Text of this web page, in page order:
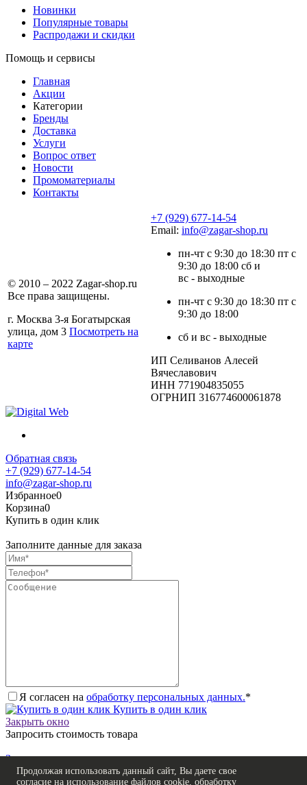
Продолжая использовать данный сайт, Вы даете свое
согласие на использование файлов cookie, обработку
Новинки
Популярные товары
Распродажи и скидки
Помощь и сервисы
Главная
Акции
Категории
Бренды
Доставка
Услуги
Вопрос ответ
Новости
Промоматериалы
Контакты
© 2010 – 2022 Zagar-shop.ru
Все права защищены.
г. Москва 3-я Богатырская
улица, дом 3 Посмотреть на
карте
+7 (929) 677-14-54
Email: info@zagar-shop.ru
пн-чт с 9:30 до 18:30 пт с
9:30 до 18:00 сб и
вс - выходные
пн-чт с 9:30 до 18:30 пт с
9:30 до 18:00
сб и вс - выходные
ИП Селиванов Алесей
Вячеславович
ИНН 771904835055
ОГРНИП 316774600061878
Обратная связь
+7 (929) 677-14-54
info@zagar-shop.ru
Избранное0
Корзина0
Купить в один клик
Заполните данные для заказа
Я согласен на обработку персональных данных.*
Купить в один клик
Закрыть окно
Запросить стоимость товара
Загрузка товара
Заполните данные для запроса цены